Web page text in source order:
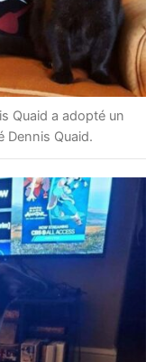
Quaid a adopté un
Dennis Quaid.